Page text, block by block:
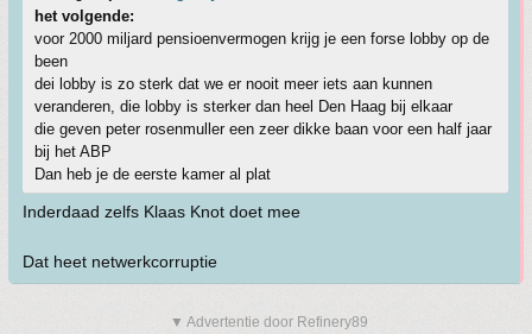
het volgende:
voor 2000 miljard pensioenvermogen krijg je een forse lobby op de
been
dei lobby is zo sterk dat we er nooit meer iets aan kunnen
veranderen, die lobby is sterker dan heel Den Haag bij elkaar
die geven peter rosenmuller een zeer dikke baan voor een half jaar
bij het ABP
Dan heb je de eerste kamer al plat
Inderdaad zelfs Klaas Knot doet mee
Dat heet netwerkcorruptie
▼ Advertentie door Refinery89